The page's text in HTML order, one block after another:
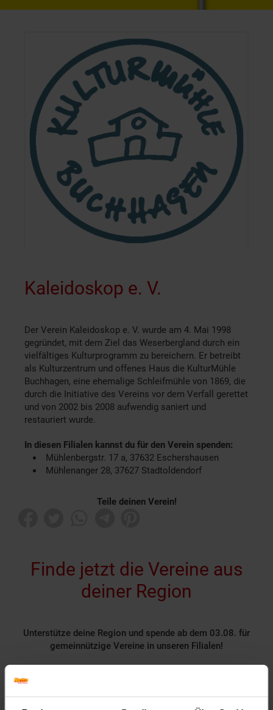
Kaleidoskop e. V.
Der Verein Kaleidoskop e. V. wurde am 4. Mai 1998
gegründet, mit dem Ziel das Weserbergland durch ein
vielfältiges Kulturprogramm zu bereichern. Er betreibt
als Kulturzentrum und offenes Haus die KulturMühle
Buchhagen, eine ehemalige Schleifmühle von 1869, die
durch die Initiative des Vereins vor dem Verfall gerettet
und von 2002 bis 2008 aufwendig saniert und
restauriert wurde.
In diesen Filialen kannst du für den Verein spenden:
Mühlenbergstr. 17 a, 37632 Eschershausen
Mühlenanger 28, 37627 Stadtoldendorf
Teile deinen Verein!
Finde jetzt die Vereine aus
deiner Region
Unterstütze deine Region und spende ab dem 03.08. für
gemeinnützige Vereine in unseren Filialen!
Unterstützung.